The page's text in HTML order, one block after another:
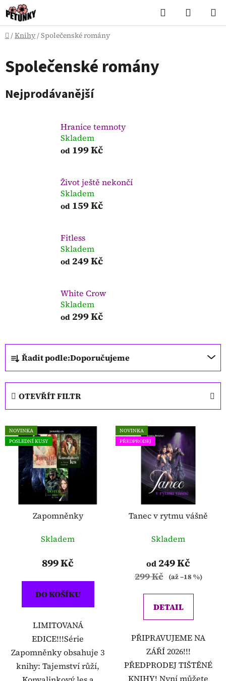
Přejít
na
obsah
Hledat
KOŠÍK
Domů
/Knihy/Společenské romány
Společenské romány
Nejprodávanější
Hranice temnoty
Skladem
od 199 Kč
Život ještě nekončí
Skladem
od 159 Kč
Fitless
Skladem
od 249 Kč
White Crow
Skladem
od 299 Kč
Ř
z
e
í
p
r
Řadit podle:Doporučujeme
OTEVŘÍT FILTR
V
ý
NOVINKA
POSLEDNÍ KUSY
Zapomněnky
Skladem
899 Kč
DO KOŠÍKU
LIMITOVANÁ
EDICE!!!Série
Zapomněnky obsahuje 3
knihy: Tajemství růží,
NOVINKA
PŘEDPRODEJ
Tanec v rytmu vášně
Skladem
od 249 Kč
299 Kč (až –18 %)
DETAIL
PŘIPRAVUJEME NA
ZÁŘÍ 2026!!!
PŘEDPRODEJ TIŠTĚNÉ
KNIHY! Nyní můžete